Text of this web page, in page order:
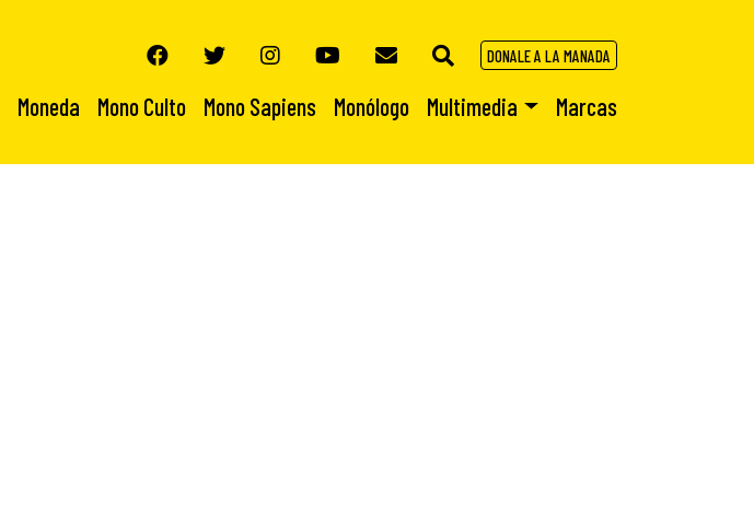
DONALE A LA MANADA
Moneda Mono Culto Mono Sapiens Monólogo Multimedia Marcas